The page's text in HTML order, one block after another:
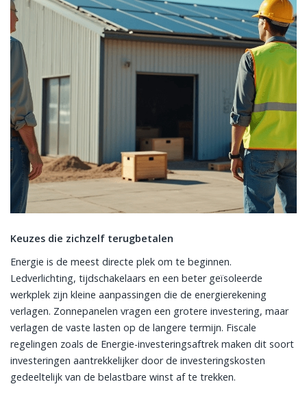
Keuzes die zichzelf terugbetalen
Energie is de meest directe plek om te beginnen.
Ledverlichting, tijdschakelaars en een beter geïsoleerde
werkplek zijn kleine aanpassingen die de energierekening
verlagen. Zonnepanelen vragen een grotere investering, maar
verlagen de vaste lasten op de langere termijn. Fiscale
regelingen zoals de Energie-investeringsaftrek maken dit soort
investeringen aantrekkelijker door de investeringskosten
gedeeltelijk van de belastbare winst af te trekken.